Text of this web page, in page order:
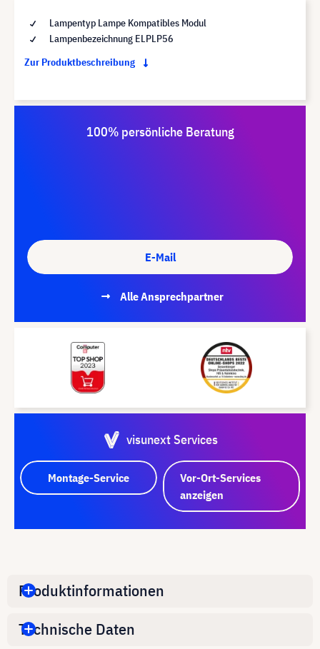
Lampentyp Lampe Kompatibles Modul
Lampenbezeichnung ELPLP56
Zur Produktbeschreibung
100% persönliche Beratung
E-Mail
Alle Ansprechpartner
visunext Services
Montage-Service
Vor-Ort-Services
anzeigen
Produktinformationen
Technische Daten